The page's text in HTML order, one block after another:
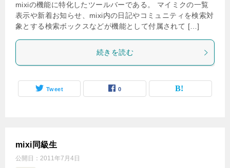
mixiの機能に特化したツールバーである。 マイミクの一覧
表示や新着お知らせ、mixi内の日記やコミュニティを検索対
象とする検索ボックスなどが機能として付属されて […]
続きを読む
Tweet 0
mixi同級生
公開日： 2011年7月4日